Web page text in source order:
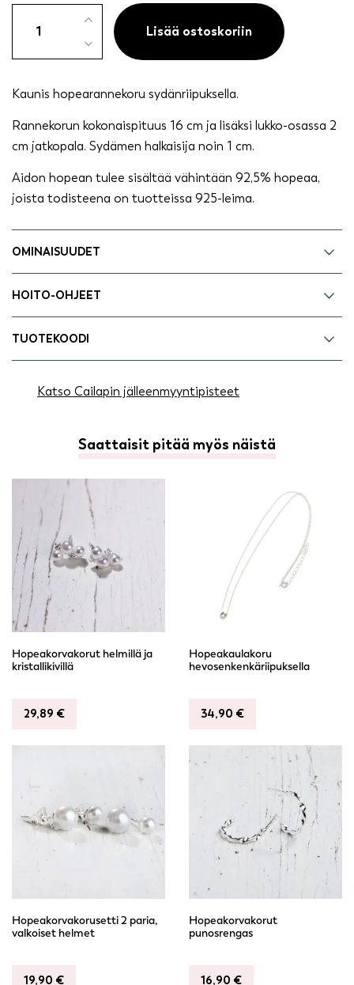
sydänriipus
Lisää ostoskoriin
Kaunis hopearannekoru sydänriipuksella.
Rannekorun kokonaispituus 16 cm ja lisäksi lukko-osassa 2
cm jatkopala. Sydämen halkaisija noin 1 cm.
Aidon hopean tulee sisältää vähintään 92,5% hopeaa,
joista todisteena on tuotteissa 925-leima.
OMINAISUUDET
HOITO-OHJEET
TUOTEKOODI
Katso Cailapin jälleenmyyntipisteet
Saattaisit pitää myös näistä
Hopeakorvakorut helmillä ja
kristallikivillä
29,89 €
Hopeakaulakoru
hevosenkenkäriipuksella
34,90 €
Hopeakorvakorusetti 2 paria,
valkoiset helmet
19,90 €
Hopeakorvakorut
punosrengas
16,90 €